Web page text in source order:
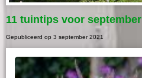
11 tuintips voor september
Gepubliceerd op 3 september 2021